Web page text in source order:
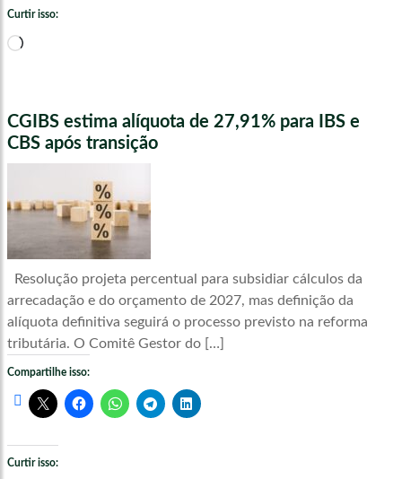
Curtir isso:
Carregando...
CGIBS estima alíquota de 27,91% para IBS e
CBS após transição
Resolução projeta percentual para subsidiar cálculos da
arrecadação e do orçamento de 2027, mas definição da
alíquota definitiva seguirá o processo previsto na reforma
tributária. O Comitê Gestor do […]
Compartilhe isso:
Curtir isso: